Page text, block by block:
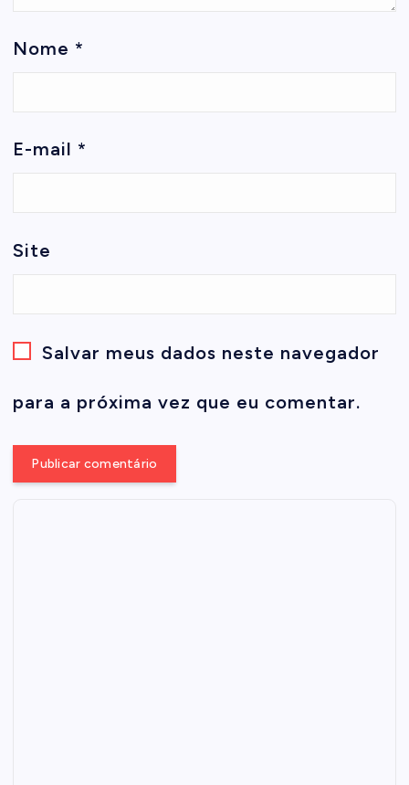
Nome *
E-mail *
Site
Salvar meus dados neste navegador
para a próxima vez que eu comentar.